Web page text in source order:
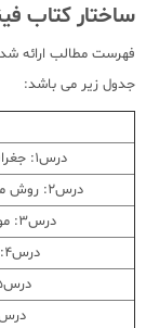
ساختار کتاب
فهرست مطالب ارائه
جدول زیر می باشد:
درس1: جغرافیا علمی برای زندگی بهتر
درس2: روش مطالعه و پژوهش در جغرافیا
درس3: موقعیت جغرافیایی ایران
درس4: ناهمواری های ایران
درس5: اب و هوای ایران
درس6: منابع آب